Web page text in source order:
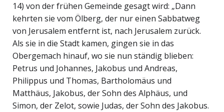
14) von der frühen Gemeinde gesagt wird: „Dann
kehrten sie vom Ölberg, der nur einen Sabbatweg
von Jerusalem entfernt ist, nach Jerusalem zurück.
Als sie in die Stadt kamen, gingen sie in das
Obergemach hinauf, wo sie nun ständig blieben:
Petrus und Johannes, Jakobus und Andreas,
Philippus und Thomas, Bartholomäus und
Matthäus, Jakobus, der Sohn des Alphäus, und
Simon, der Zelot, sowie Judas, der Sohn des Jakobus.